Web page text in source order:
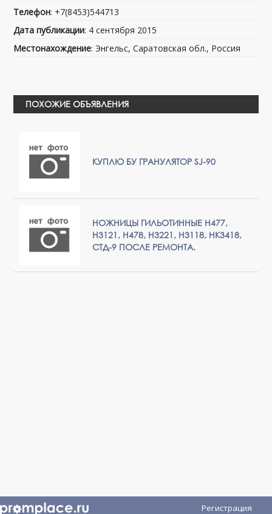
Телефон: +7(8453)544713
Дата публикации: 4 сентября 2015
Местонахождение: Энгельс, Саратовская обл., Россия
ПОХОЖИЕ ОБЪЯВЛЕНИЯ
КУПЛЮ БУ ГРАНУЛЯТОР SJ-90
НОЖНИЦЫ ГИЛЬОТИННЫЕ Н477,
Н3121, Н478, Н3221, Н3118, НК3418,
СТД-9 ПОСЛЕ РЕМОНТА.
Регистрация